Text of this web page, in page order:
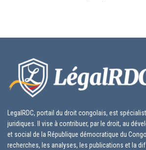
LegalRDC, portail du droit congolais, est
juridiques. Il vise à contribuer, par le droit, au
et social de la République démocratique du
recherches, les analyses, les publications et la